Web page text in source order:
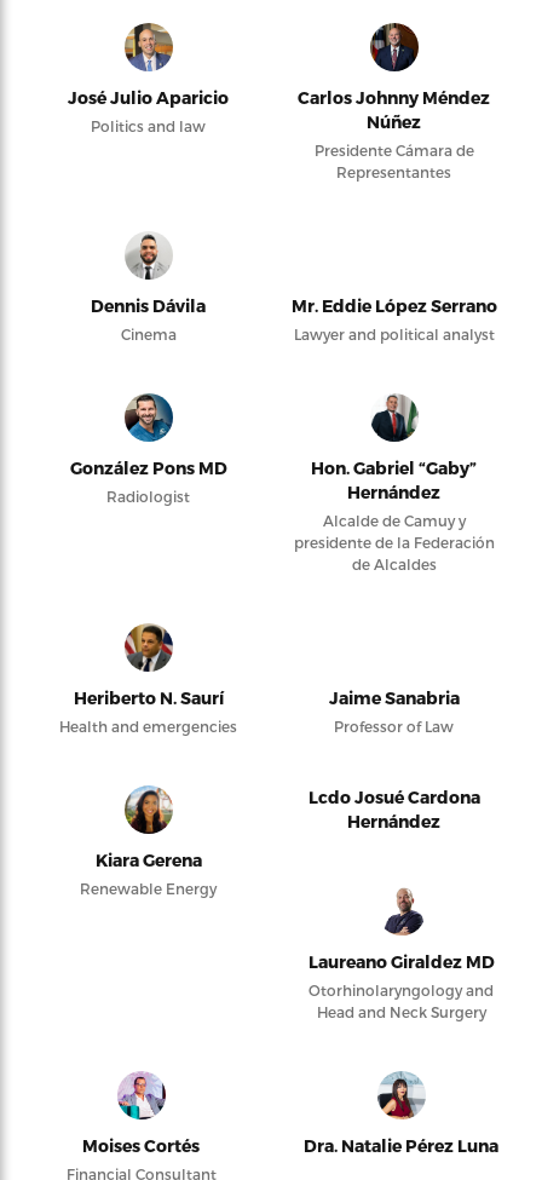
José Julio Aparicio
Politics and law
Carlos Johnny Méndez
Núñez
Presidente Cámara de
Representantes
Dennis Dávila
Cinema
Mr. Eddie López Serrano
Lawyer and political analyst
González Pons MD
Radiologist
Hon. Gabriel “Gaby”
Hernández
Alcalde de Camuy y
presidente de la Federación
de Alcaldes
Heriberto N. Saurí
Health and emergencies
Jaime Sanabria
Professor of Law
Kiara Gerena
Renewable Energy
Lcdo Josué Cardona
Hernández
Laureano Giraldez MD
Otorhinolaryngology and
Head and Neck Surgery
Moises Cortés
Financial Consultant
Dra. Natalie Pérez Luna